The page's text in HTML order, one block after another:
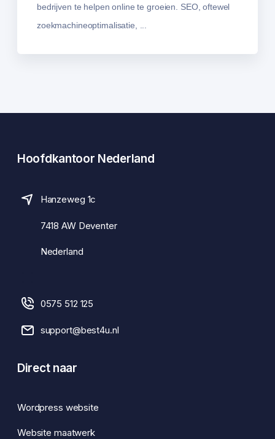
bedrijven te helpen online te groeien. SEO, oftewel
zoekmachineoptimalisatie, ...
Hoofdkantoor Nederland
Hanzeweg 1c
7418 AW Deventer
Nederland
0575 512 125
support@best4u.nl
Direct naar
Wordpress website
Website maatwerk